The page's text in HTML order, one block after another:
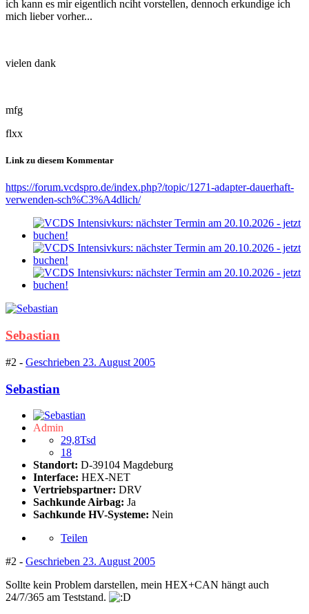
ich kann es mir eigentlich nciht vorstellen, dennoch erkundige ich
mich lieber vorher...
vielen dank
mfg
flxx
Link zu diesem Kommentar
https://forum.vcdspro.de/index.php?/topic/1271-adapter-dauerhaft-
verwenden-sch%C3%A4dlich/
Sebastian
#2 - Geschrieben 23. August 2005
Sebastian
Admin
29,8Tsd
18
Standort: D-39104 Magdeburg
Interface: HEX-NET
Vertriebspartner: DRV
Sachkunde Airbag: Ja
Sachkunde HV-Systeme: Nein
Teilen
#2 - Geschrieben 23. August 2005
Sollte kein Problem darstellen, mein HEX+CAN hängt auch
24/7/365 am Teststand.